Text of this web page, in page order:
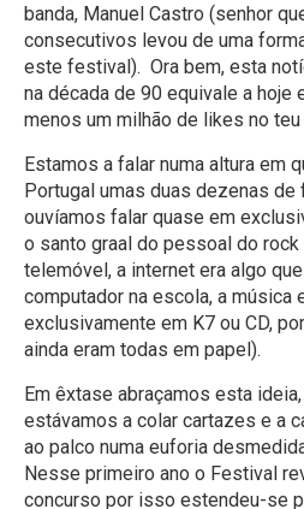
banda, Manuel Castro (senhor
consecutivos levou de uma
este festival). Ora bem, esta
na década de 90 equivale a hoje
menos um milhão de likes no
Estamos a falar numa altura em
Portugal umas duas dezenas
ouvíamos falar quase em
o santo graal do pessoal do rock
telemóvel, a internet era algo
computador na escola, a música
exclusivamente em K7 ou CD,
ainda eram todas em papel).
Em êxtase abraçamos esta
estávamos a colar cartazes e a
ao palco numa euforia
Nesse primeiro ano o Festival
concurso por isso estendeu-se